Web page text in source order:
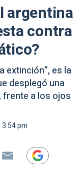
argentina
contra
extinción”, es la
desplegó una
frente a los ojos
pm